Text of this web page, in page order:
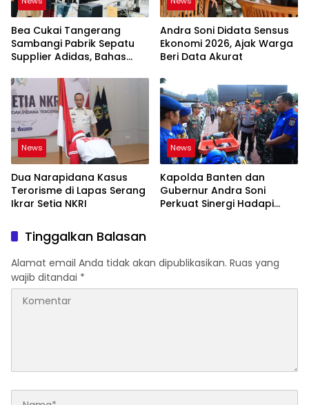
Bea Cukai Tangerang
Sambangi Pabrik Sepatu
Supplier Adidas, Bahas
Andra Soni Didata Sensus
Ekonomi 2026, Ajak Warga
Beri Data Akurat
News
Dua Narapidana Kasus
Terorisme di Lapas Serang
Ikrar Setia NKRI
News
Kapolda Banten dan
Gubernur Andra Soni
Perkuat Sinergi Hadapi
Tinggalkan Balasan
Alamat email Anda tidak akan dipublikasikan. Ruas yang
wajib ditandai *